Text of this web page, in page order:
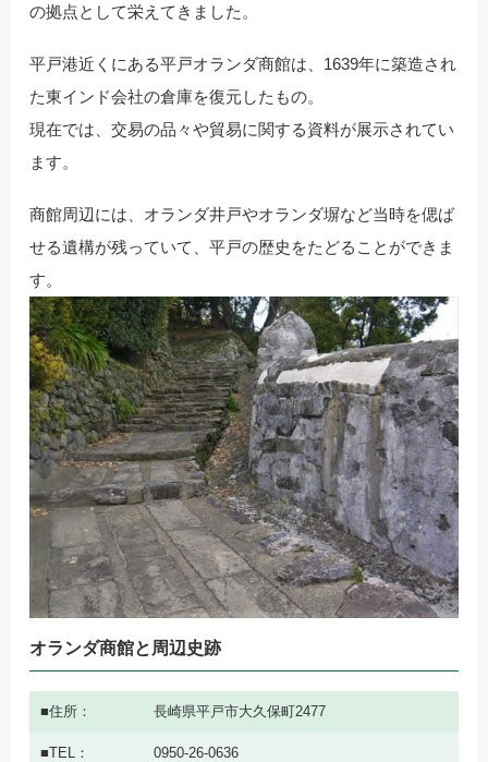
の拠点として栄えてきました。
平戸港近くにある平戸オランダ商館は、1639年に築造され
た東インド会社の倉庫を復元したもの。
現在では、交易の品々や貿易に関する資料が展示されてい
ます。
商館周辺には、オランダ井戸やオランダ塀など当時を偲ば
せる遺構が残っていて、平戸の歴史をたどることができま
す。
オランダ商館と周辺史跡
住所 長崎県平戸市大久保町2477
TEL 0950-26-0636